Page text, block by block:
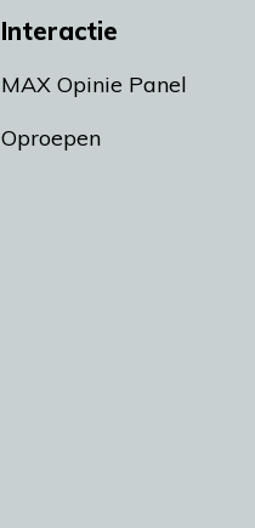
Interactie
MAX Opinie Panel
Oproepen